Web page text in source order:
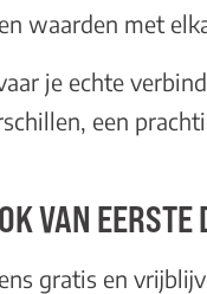
waarden met
je echte
een
VAN
gratis en